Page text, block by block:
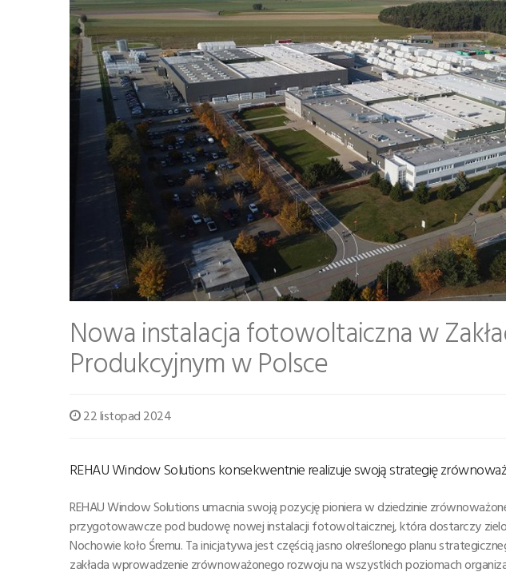
Nowa instalacja fotowoltaiczna w
Produkcyjnym w Polsce
22 listopad 2024
REHAU Window Solutions konsekwentnie realizuje swoją strategię
REHAU Window Solutions umacnia swoją pozycję pioniera w dziedzinie
przygotowawcze pod budowę nowej instalacji fotowoltaicznej, która dostarczy
Nochowie koło Śremu. Ta inicjatywa jest częścią jasno określonego planu
zakłada wprowadzenie zrównoważonego rozwoju na wszystkich poziomach